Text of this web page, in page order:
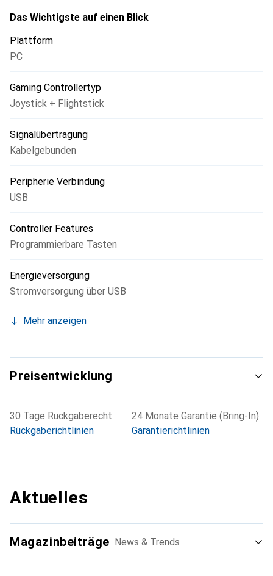
Das Wichtigste auf einen Blick
Plattform
PC
Gaming Controllertyp
Joystick + Flightstick
Signalübertragung
Kabelgebunden
Peripherie Verbindung
USB
Controller Features
Programmierbare Tasten
Energieversorgung
Stromversorgung über USB
Mehr anzeigen
Preisentwicklung
30 Tage Rückgaberecht
Rückgaberichtlinien
24 Monate Garantie (Bring-In)
Garantierichtlinien
Aktuelles
Magazinbeiträge News & Trends